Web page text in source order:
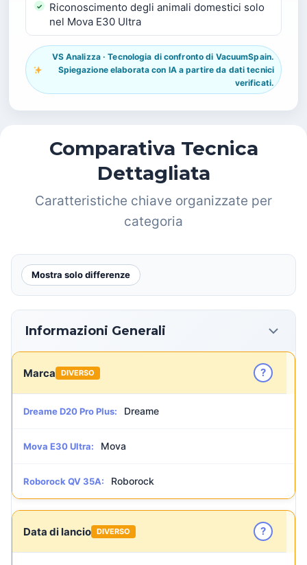
Riconoscimento degli animali domestici solo
nel Mova E30 Ultra
VS Analizza · Tecnologia di confronto di VacuumSpain.
Spiegazione elaborata con IA a partire da dati tecnici
verificati.
Comparativa Tecnica
Dettagliata
Caratteristiche chiave organizzate per
categoria
Mostra solo differenze
Informazioni Generali
Marca DIVERSO ?
Dreame D20 Pro Plus: Dreame
Mova E30 Ultra: Mova
Roborock QV 35A: Roborock
Data di lancio DIVERSO ?